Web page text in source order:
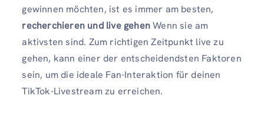
gewinnen möchten, ist es immer am besten,
recherchieren und live gehenWenn sie am
aktivsten sind. Zum richtigen Zeitpunkt live zu
gehen, kann einer der entscheidendsten Faktoren
sein, um die ideale Fan-Interaktion für deinen
TikTok-Livestream zu erreichen.